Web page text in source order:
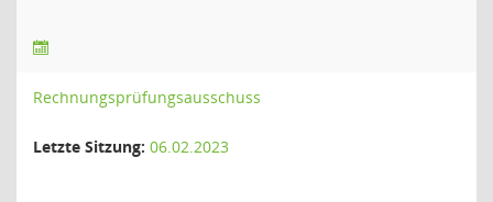
Rechnungsprüfungsausschuss
Letzte Sitzung: 06.02.2023